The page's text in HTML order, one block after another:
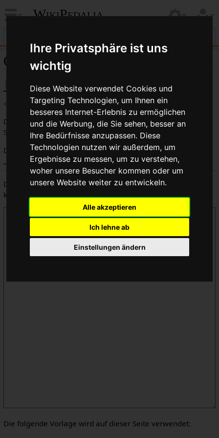
Ihre Privatsphäre ist uns
wichtig
Diese Website verwendet Cookies und
Targeting Technologien, um Ihnen ein
besseres Internet-Erlebnis zu ermöglichen
und die Werbung, die Sie sehen, besser an
Ihre Bedürfnisse anzupassen. Diese
Technologien nutzen wir außerdem, um
Ergebnisse zu messen, um zu verstehen,
woher unsere Besucher kommen oder um
unsere Website weiter zu entwickeln.
Alle akzeptieren
Ich lehne ab
Einstellungen ändern
WikiPedalia
Quelltext der Seite Whatton Lenker
← Whatton Lenker
Du bist aus dem folgenden Grund nicht berechtigt, diese
Seite zu bearbeiten:
Diese Aktion ist auf Benutzer beschränkt, die der Gruppe
„ Benutzer“ angehören.
Du kannst den Quelltext dieser Seite betrachten und
kopieren.
Die folgende Vorlage wird auf dieser Seite verwendet: